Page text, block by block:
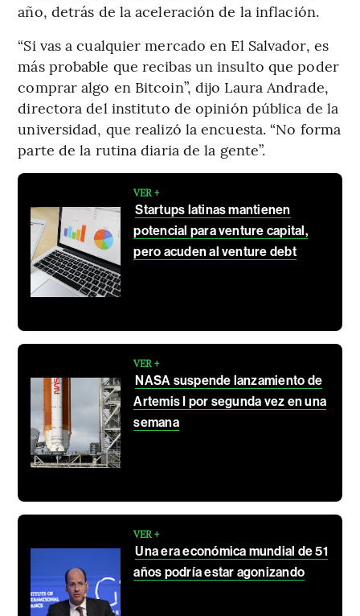
año, detrás de la aceleración de la inflación.
“Si vas a cualquier mercado en El Salvador, es
más probable que recibas un insulto que poder
comprar algo en Bitcoin”, dijo Laura Andrade,
directora del instituto de opinión pública de la
universidad, que realizó la encuesta. “No forma
parte de la rutina diaria de la gente”.
VER +
Startups latinas mantienen
potencial para venture capital,
pero acuden al venture debt
VER +
NASA suspende lanzamiento de
Artemis I por segunda vez en una
semana
VER +
Una era económica mundial de 51
años podría estar agonizando